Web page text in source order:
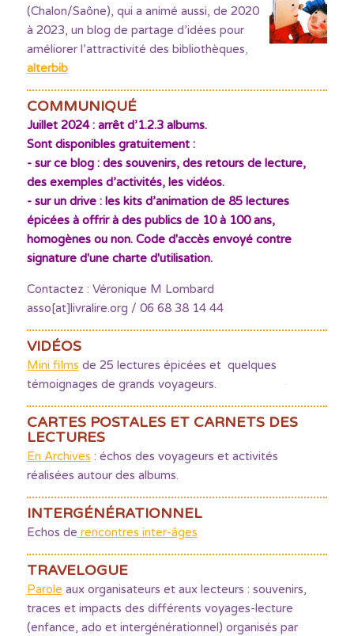
(Chalon/Saône), qui a animé aussi, de 2020
à 2023, un blog de partage d’idées pour
améliorer l’attractivité des bibliothèques,
alterbib
COMMUNIQUÉ
Juillet 2024 : arrêt d’1.2.3 albums.
Sont disponibles gratuitement :
- sur ce blog : des souvenirs, des retours de lecture,
des exemples d’activités, les vidéos.
- sur un drive : les kits d’animation de 85 lectures
épicées à offrir à des publics de 10 à 100 ans,
homogènes ou non. Code d'accès envoyé contre
signature d'une charte d'utilisation.
Contactez : Véronique M Lombard
asso[at]livralire.org / 06 68 38 14 44
VIDÉOS
Mini films de 25 lectures épicées et quelques
témoignages de grands voyageurs.
CARTES POSTALES ET CARNETS DES
LECTURES
En Archives : échos des voyageurs et activités
réalisées autour des albums.
INTERGÉNÉRATIONNEL
Echos de rencontres inter-âges
TRAVELOGUE
Parole aux organisateurs et aux lecteurs : souvenirs,
traces et impacts des différents voyages-lecture
(enfance, ado et intergénérationnel) organisés par